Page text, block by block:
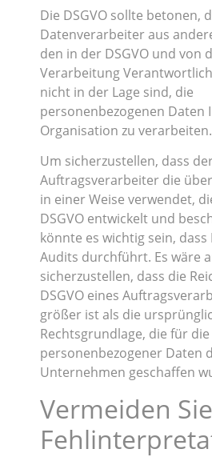
Die DSGVO sollte betonen,
Datenverarbeiter aus
den in der DSGVO und von
Verarbeitung
nicht in der Lage sind, die
personenbezogenen Daten
Organisation zu verarbeiten.
Um sicherzustellen, dass
Auftragsverarbeiter die
in einer Weise verwendet,
DSGVO entwickelt und
könnte es wichtig sein,
Audits durchführt. Es wäre
sicherzustellen, dass die
DSGVO eines
größer ist als die
Rechtsgrundlage, die für
personenbezogener Daten
Unternehmen geschaffen
Vermeiden Sie